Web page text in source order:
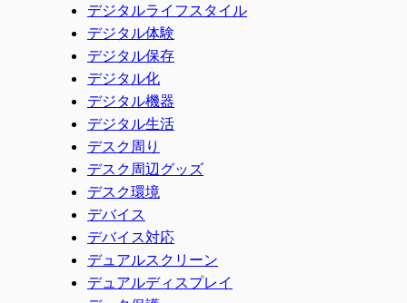
デジタルライフスタイル
デジタル体験
デジタル保存
デジタル化
デジタル機器
デジタル生活
デスク周り
デスク周辺グッズ
デスク環境
デバイス
デバイス対応
デュアルスクリーン
デュアルディスプレイ